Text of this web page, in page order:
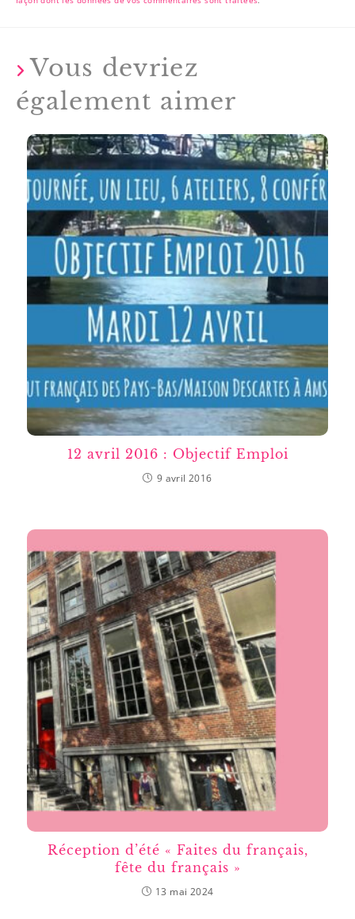
Vous devriez
également aimer
12 avril 2016 : Objectif Emploi
9 avril 2016
Réception d’été « Faites du français,
fête du français »
13 mai 2024